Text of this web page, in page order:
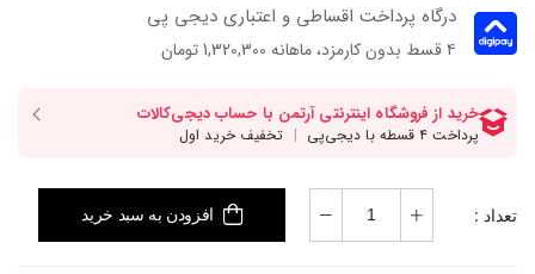
درگاه پرداخت اقساطی و اعتباری دیجی پی
۴ قسط بدون کارمزد، ماهانه 1,320,300 تومان
تعداد : افزودن به سبد خرید